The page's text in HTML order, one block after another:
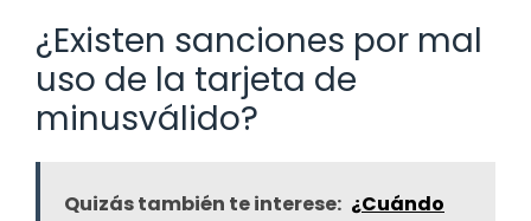
¿Existen sanciones por mal
uso de la tarjeta de
minusválido?
Quizás también te interese: ¿Cuándo